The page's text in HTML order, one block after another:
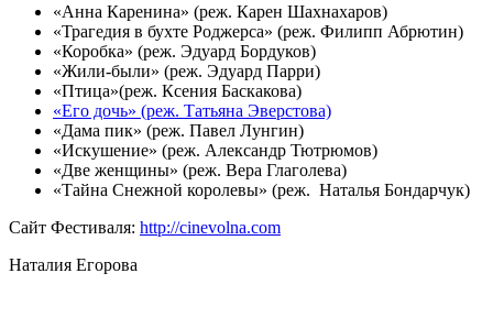
«Анна Каренина» (реж. Карен Шахнахаров)
«Трагедия в бухте Роджерса» (реж. Филипп Абрютин)
«Коробка» (реж. Эдуард Бордуков)
«Жили-были» (реж. Эдуард Парри)
«Птица»(реж. Ксения Баскакова)
«Его дочь» (реж. Татьяна Эверстова)
«Дама пик» (реж. Павел Лунгин)
«Искушение» (реж. Александр Тютрюмов)
«Две женщины» (реж. Вера Глаголева)
«Тайна Снежной королевы» (реж. Наталья Бондарчук)
Сайт Фестиваля: http://cinevolna.com
Наталия Егорова